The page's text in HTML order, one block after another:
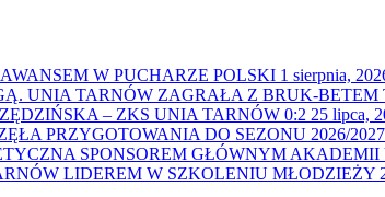
W PUCHARZE POLSKI 1 sierpnia,
UNIA TARNÓW ZAGRAŁA Z BRUK-
– ZKS UNIA TARNÓW 0:2 25 lipca,
PRZYGOTOWANIA DO SEZONU 2026/
SPONSOREM GŁÓWNYM
LIDEREM W SZKOLENIU MŁODZIEŻY